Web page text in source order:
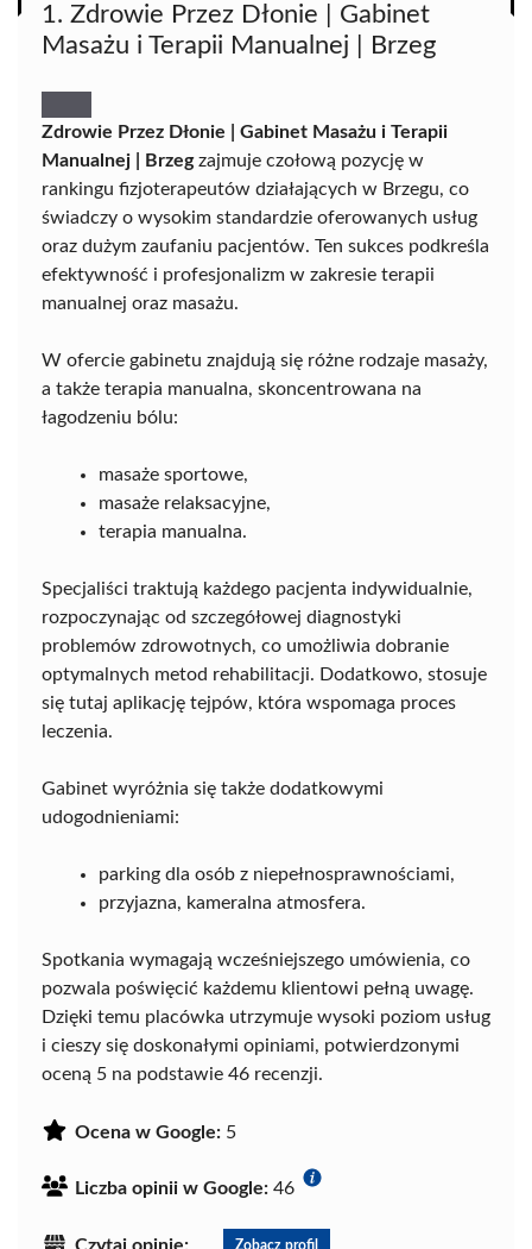
1. Zdrowie Przez Dłonie | Gabinet
Masażu i Terapii Manualnej | Brzeg
Zdrowie Przez Dłonie | Gabinet Masażu i Terapii
Manualnej | Brzegzajmuje czołową pozycję w
rankingu fizjoterapeutów działających w Brzegu, co
świadczy o wysokim standardzie oferowanych usług
oraz dużym zaufaniu pacjentów. Ten sukces podkreśla
efektywność i profesjonalizm w zakresie terapii
manualnej oraz masażu.
W ofercie gabinetu znajdują się różne rodzaje masaży,
a także terapia manualna, skoncentrowana na
łagodzeniu bólu:
masaże sportowe,
masaże relaksacyjne,
terapia manualna.
Specjaliści traktują każdego pacjenta indywidualnie,
rozpoczynając od szczegółowej diagnostyki
problemów zdrowotnych, co umożliwia dobranie
optymalnych metod rehabilitacji. Dodatkowo, stosuje
się tutaj aplikację tejpów, która wspomaga proces
leczenia.
Gabinet wyróżnia się także dodatkowymi
udogodnieniami:
parking dla osób z niepełnosprawnościami,
przyjazna, kameralna atmosfera.
Spotkania wymagają wcześniejszego umówienia, co
pozwala poświęcić każdemu klientowi pełną uwagę.
Dzięki temu placówka utrzymuje wysoki poziom usług
i cieszy się doskonałymi opiniami, potwierdzonymi
oceną 5 na podstawie 46 recenzji.
Ocena w Google: 5
Liczba opinii w Google: 46
Zobacz profil